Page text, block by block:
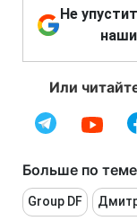
Не
Или
Больше по
Group DF